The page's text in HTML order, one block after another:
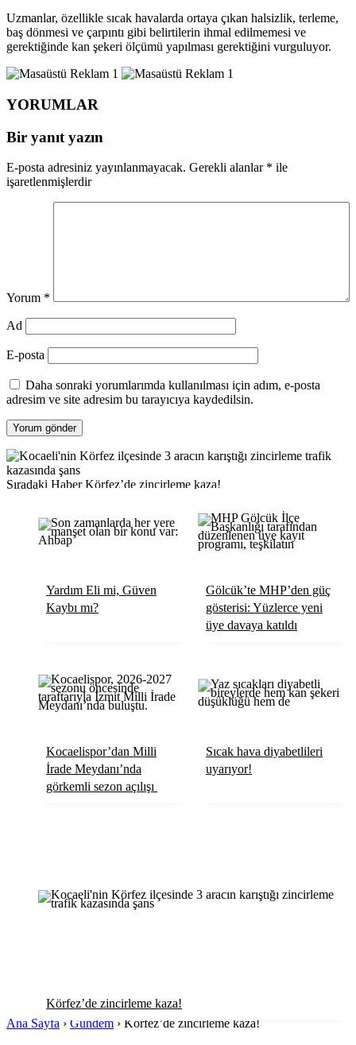
Uzmanlar, özellikle sıcak havalarda ortaya çıkan halsizlik, terleme,
baş dönmesi ve çarpıntı gibi belirtilerin ihmal edilmemesi ve
gerektiğinde kan şekeri ölçümü yapılması gerektiğini vurguluyor.
YORUMLAR
Bir yanıt yazın
E-posta adresiniz yayınlanmayacak. Gerekli alanlar * ile
işaretlenmişlerdir
Yorum *
Ad
E-posta
Daha sonraki yorumlarımda kullanılması için adım, e-posta
adresim ve site adresim bu tarayıcıya kaydedilsin.
Sıradaki Haber Körfez’de zincirleme kaza!
Yardım Eli mi, Güven
Kaybı mı?
Gölcük’te MHP’den güç
gösterisi: Yüzlerce yeni
üye davaya katıldı
Kocaelispor’dan Milli
İrade Meydanı’nda
görkemli sezon açılışı
Sıcak hava diyabetlileri
uyarıyor!
Körfez’de zincirleme kaza!
Ana Sayfa › Gündem › Körfez’de zincirleme kaza!